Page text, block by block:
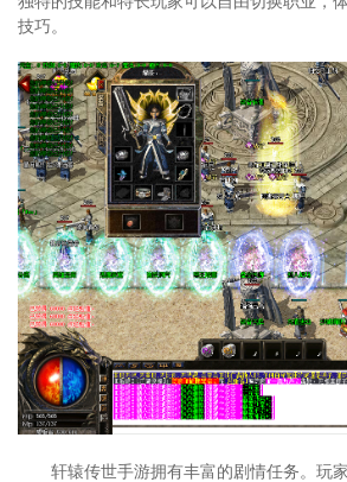
技巧。
轩辕传世手游拥有丰富的剧情任务。玩